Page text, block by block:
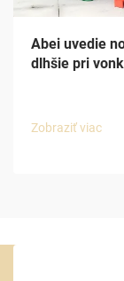
Abei uvedie
dlhšie pri
Zobraziť viac